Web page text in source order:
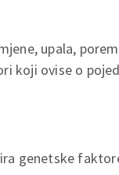
upala,
koji ovise o
genetske